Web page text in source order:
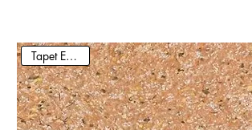
Tapet Ecologic